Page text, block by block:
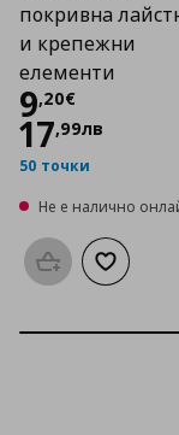
покривна
и крепежни
елементи
9,20€
Цена
17,99лв
50 точки
Не е налично
Προσθήκη στο
Добави